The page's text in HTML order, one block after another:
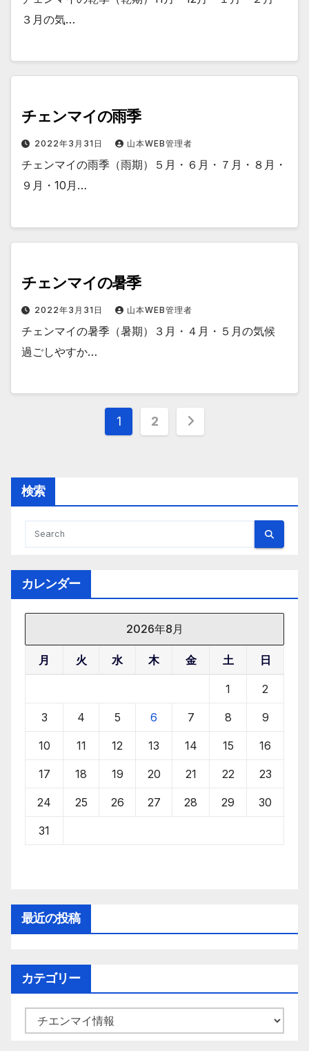
３月の気…
チェンマイの雨季
2022年3月31日 山本WEB管理者
チェンマイの雨季（雨期）５月・６月・７月・８月・
９月・10月…
チェンマイの暑季
2022年3月31日 山本WEB管理者
チェンマイの暑季（暑期）３月・４月・５月の気候
過ごしやすか…
投
ペ
送
り
1 2
検索
カレンダー
2026年8月
月 火 水 木 金 土 日
1 2
3 4 5 6 7 8 9
10 11 12 13 14 15 16
17 18 19 20 21 22 23
24 25 26 27 28 29 30
31
最近の投稿
カテゴリー
テ